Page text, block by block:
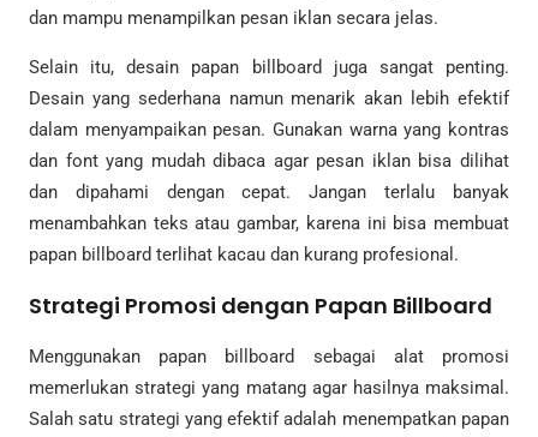
dan mampu menampilkan pesan iklan secara jelas.
Selain itu, desain papan billboard juga sangat penting.
Desain yang sederhana namun menarik akan lebih efektif
dalam menyampaikan pesan. Gunakan warna yang kontras
dan font yang mudah dibaca agar pesan iklan bisa dilihat
dan dipahami dengan cepat. Jangan terlalu banyak
menambahkan teks atau gambar, karena ini bisa membuat
papan billboard terlihat kacau dan kurang profesional.
Strategi Promosi dengan Papan Billboard
Menggunakan papan billboard sebagai alat promosi
memerlukan strategi yang matang agar hasilnya maksimal.
Salah satu strategi yang efektif adalah menempatkan papan